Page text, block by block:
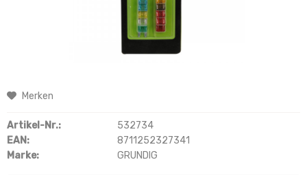
Merken
Artikel-Nr.:
532734
EAN:
8711252327341
Marke:
GRUNDIG